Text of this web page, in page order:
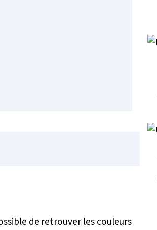
de retrouver les couleurs